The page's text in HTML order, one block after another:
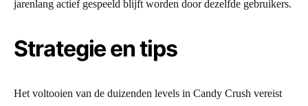
jarenlang actief gespeeld blijft worden door dezelfde gebruikers.
Strategie en tips
Het voltooien van de duizenden levels in Candy Crush vereist